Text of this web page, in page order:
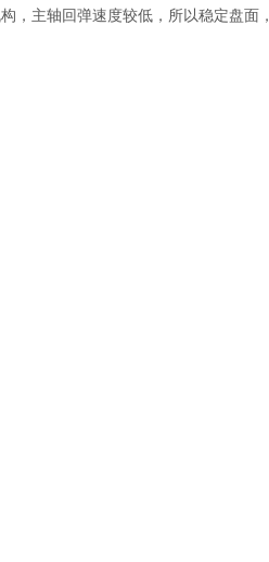
，主轴回弹速度较低，所以稳定盘面